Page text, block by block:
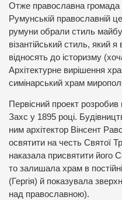
Отже православна громада
Румунській православній
румуни обрали стиль
візантійський стиль, який
відносять до історизму
Архітектурне вирішення
симінарський храм
Первісний проект розробив
Захс у 1895 році.
ним архітектор Вінсент
освятити на честь Святої
наказала присвятити його
то залишала храм в
(Гергія) й показувала
над православною).